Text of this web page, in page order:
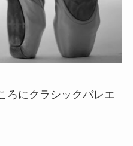
ろにクラシックバレエ